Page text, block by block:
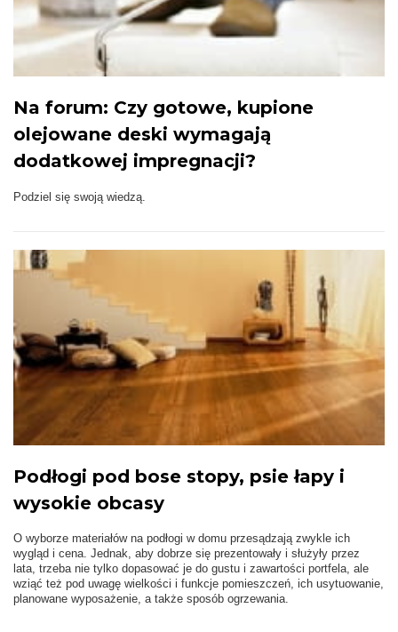
Na forum: Czy gotowe, kupione
olejowane deski wymagają
dodatkowej impregnacji?
Podziel się swoją wiedzą.
Podłogi pod bose stopy, psie łapy i
wysokie obcasy
O wyborze materiałów na podłogi w domu przesądzają zwykle ich
wygląd i cena. Jednak, aby dobrze się prezentowały i służyły przez
lata, trzeba nie tylko dopasować je do gustu i zawartości portfela, ale
wziąć też pod uwagę wielkości i funkcje pomieszczeń, ich usytuowanie,
planowane wyposażenie, a także sposób ogrzewania.